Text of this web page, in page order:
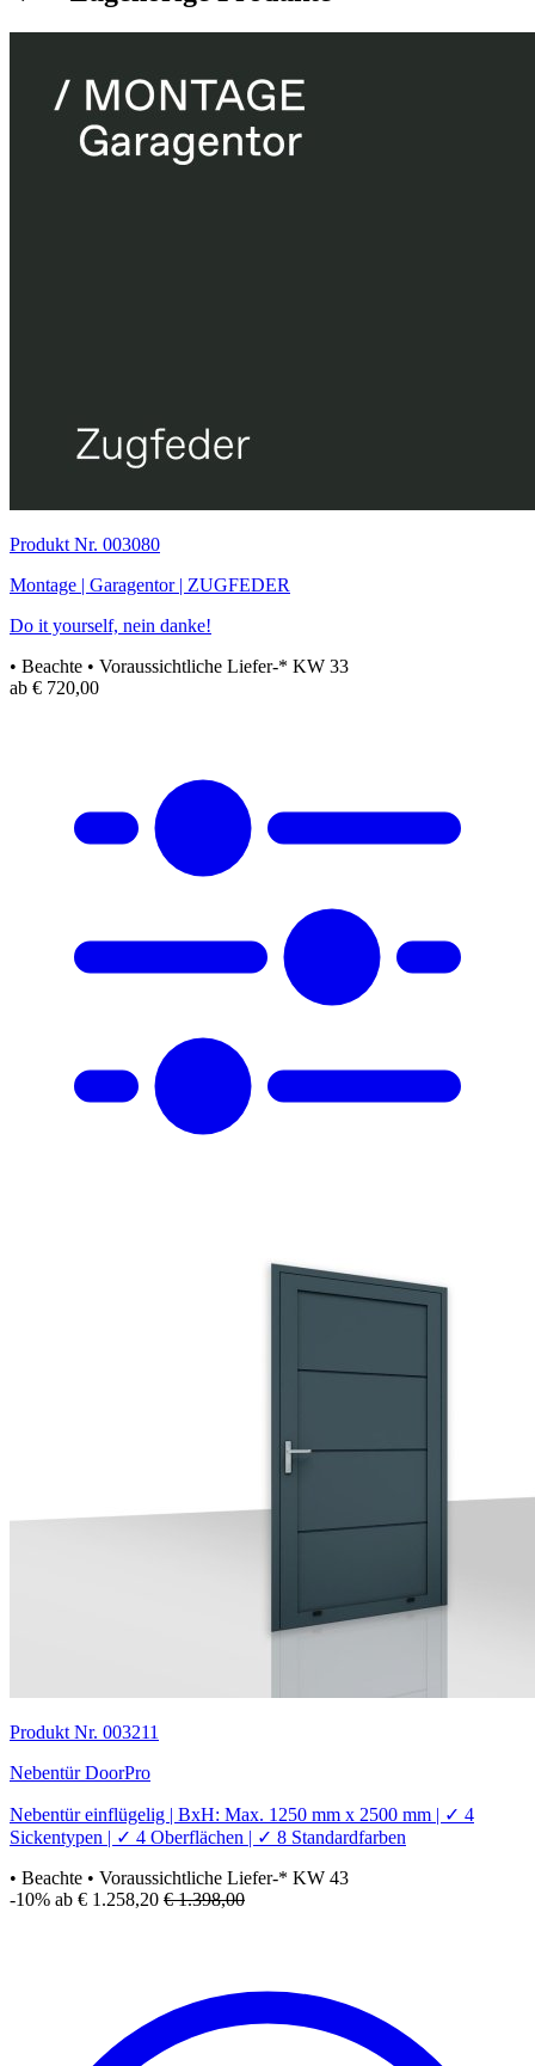
Produkt Nr. 003080
Montage | Garagentor | ZUGFEDER
Do it yourself, nein danke!
• Beachte • Voraussichtliche Liefer-* KW 33
ab € 720,00
Produkt Nr. 003211
Nebentür DoorPro
Nebentür einflügelig | BxH: Max. 1250 mm x 2500 mm | ✓ 4
Sickentypen | ✓ 4 Oberflächen | ✓ 8 Standardfarben
• Beachte • Voraussichtliche Liefer-* KW 43
-10% ab € 1.258,20 € 1.398,00